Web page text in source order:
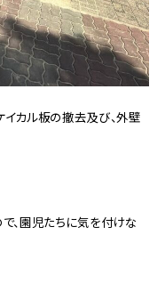
カル板の撤去及び、外壁
、園児たちに気を付けな